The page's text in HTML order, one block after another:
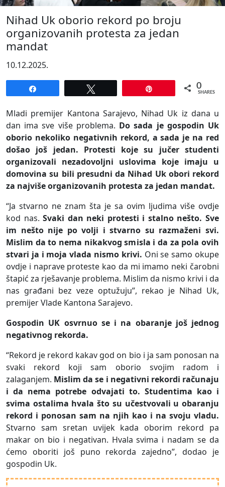
Nihad Uk oborio rekord po broju
organizovanih protesta za jedan
mandat
10.12.2025.
0
SHARES
Mladi premijer Kantona Sarajevo, Nihad Uk iz dana u
dan ima sve više problema. Do sada je gospodin Uk
oborio nekoliko negativnih rekord, a sada je na red
došao još jedan. Protesti koje su jučer studenti
organizovali nezadovoljni uslovima koje imaju u
domovina su bili presudni da Nihad Uk obori rekord
za najviše organizovanih protesta za jedan mandat.
“Ja stvarno ne znam šta je sa ovim ljudima više ovdje
kod nas.Svaki dan neki protesti i stalno nešto. Sve
im nešto nije po volji i stvarno su razmaženi svi.
Mislim da to nema nikakvog smisla i da za pola ovih
stvari ja i moja vlada nismo krivi. Oni se samo okupe
ovdje i naprave proteste kao da mi imamo neki čarobni
štapić za rješavanje problema. Mislim da nismo krivi i da
nas građani bez veze optužuju”, rekao je Nihad Uk,
premijer Vlade Kantona Sarajevo.
Gospodin UK osvrnuo se i na obaranje još jednog
negativnog rekorda.
“Rekord je rekord kakav god on bio i ja sam ponosan na
svaki rekord koji sam oborio svojim radom i
zalaganjem. Mislim da se i negativni rekordi računaju
i da nema potrebe odvajati to. Studentima kao i
svima ostalima hvala što su učestvovali u obaranju
rekord i ponosan sam na njih kao i na svoju vladu.
Stvarno sam sretan uvijek kada oborim rekord pa
makar on bio i negativan. Hvala svima i nadam se da
ćemo oboriti još puno rekorda zajedno”, dodao je
gospodin Uk.